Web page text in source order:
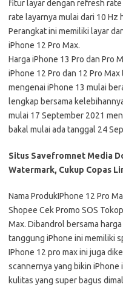
fitur layar dengan refresh rate
rate layarnya mulai dari 10 Hz
Perangkat ini memiliki layar
iPhone 12 Pro Max.
Harga iPhone 13 Pro dan Pro
iPhone 12 Pro dan 12 Pro
mengenai iPhone 13 mulai
lengkap bersama
mulai 17 September 2021
bakal mulai ada tanggal 24
Situs Savefromnet Media
Watermark, Cukup Copas
Nama ProdukIPhone 12 Pro
Shopee Cek Promo SOS
Max. Dibandrol bersama
tanggung iPhone ini memiliki
IPhone 12 pro max ini juga
scannernya yang bikin
kulitas yang super bagus